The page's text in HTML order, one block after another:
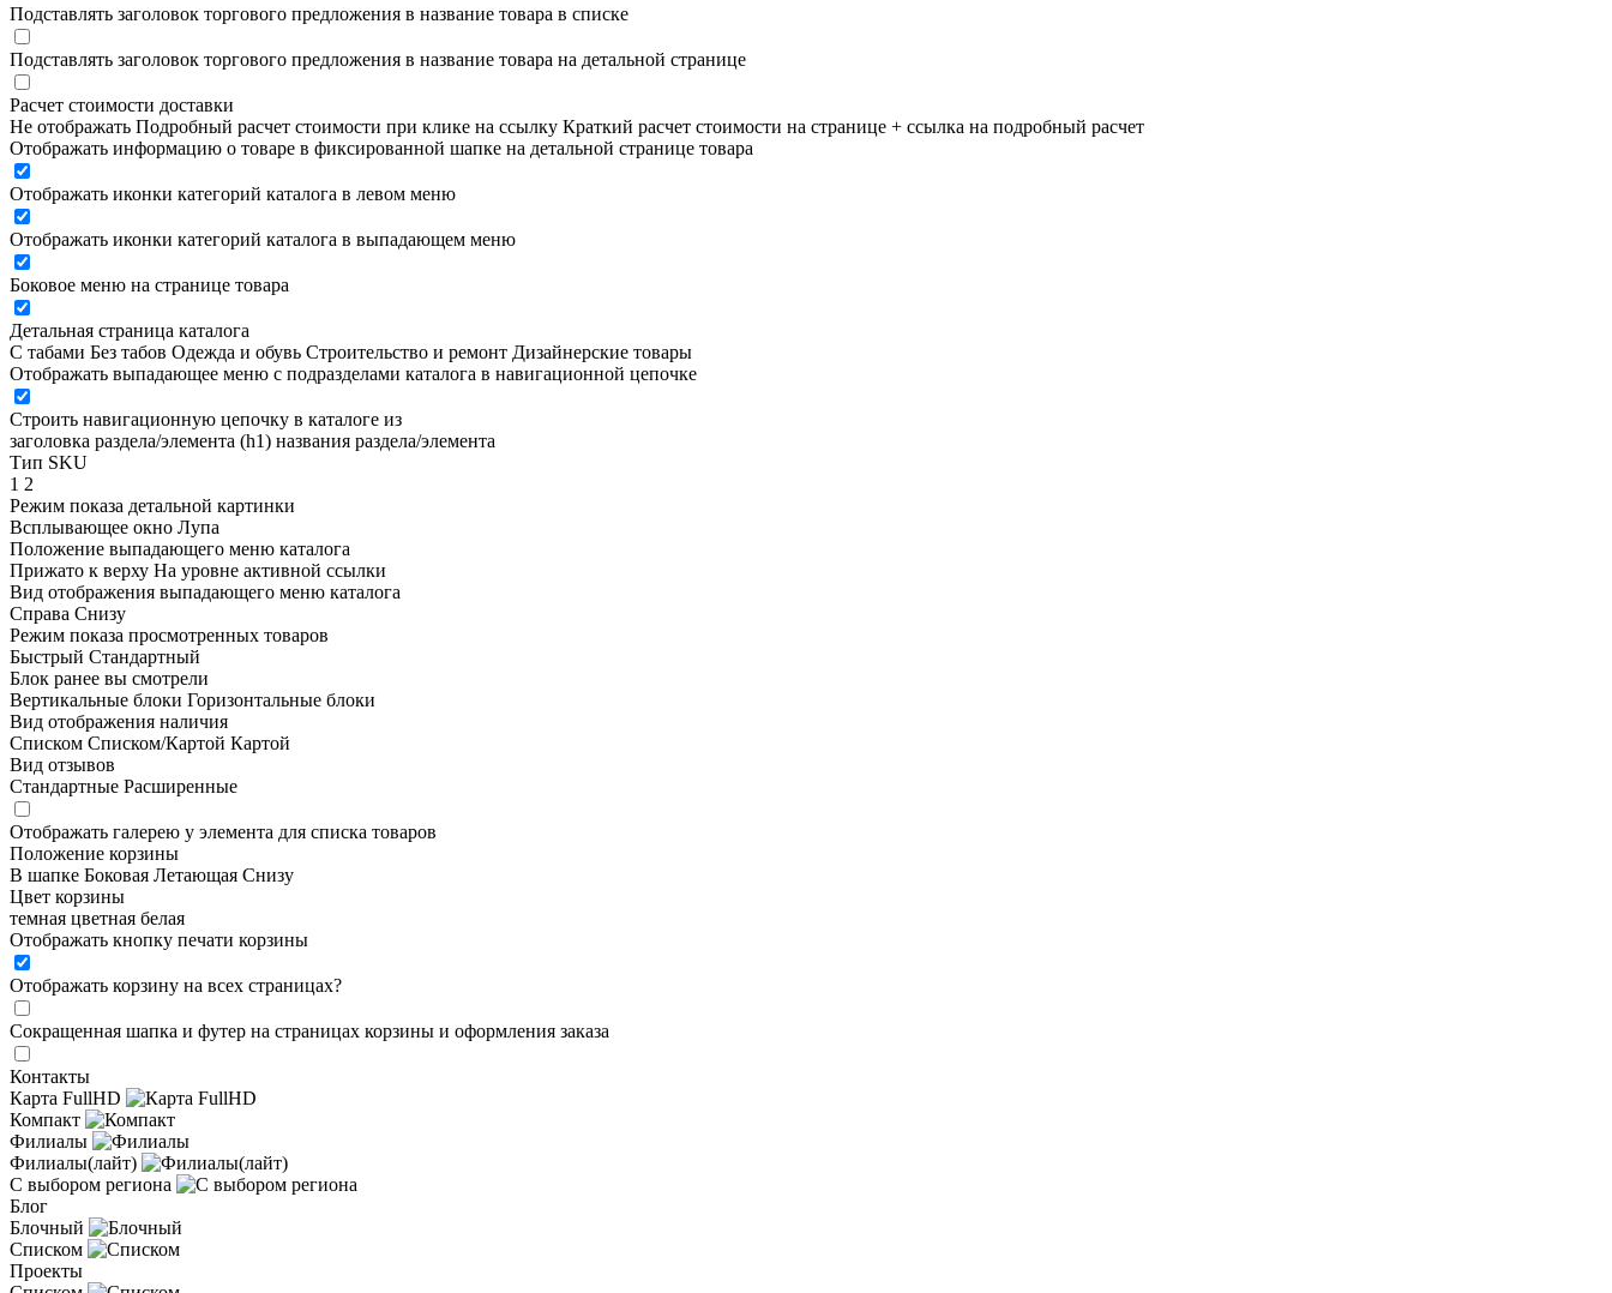
Подставлять заголовок торгового предложения в название товара в списке
Подставлять заголовок торгового предложения в название товара на детальной странице
Расчет стоимости доставки
Не отображать Подробный расчет стоимости при клике на ссылку Краткий расчет стоимости на странице + ссылка на подробный расчет
Отображать информацию о товаре в фиксированной шапке на детальной странице товара
Отображать иконки категорий каталога в левом меню
Отображать иконки категорий каталога в выпадающем меню
Боковое меню на странице товара
Детальная страница каталога
С табами Без табов Одежда и обувь Строительство и ремонт Дизайнерские товары
Отображать выпадающее меню с подразделами каталога в навигационной цепочке
Строить навигационную цепочку в каталоге из
заголовка раздела/элемента (h1) названия раздела/элемента
Тип SKU
1 2
Режим показа детальной картинки
Всплывающее окно Лупа
Положение выпадающего меню каталога
Прижато к верху На уровне активной ссылки
Вид отображения выпадающего меню каталога
Справа Снизу
Режим показа просмотренных товаров
Быстрый Стандартный
Блок ранее вы смотрели
Вертикальные блоки Горизонтальные блоки
Вид отображения наличия
Списком Списком/Картой Картой
Вид отзывов
Стандартные Расширенные
Отображать галерею у элемента для списка товаров
Положение корзины
В шапке Боковая Летающая Снизу
Цвет корзины
темная цветная белая
Отображать кнопку печати корзины
Отображать корзину на всех страницах?
Сокращенная шапка и футер на страницах корзины и оформления заказа
Контакты
Карта FullHD
Компакт
Филиалы
Филиалы(лайт)
С выбором региона
Блог
Блочный
Списком
Проекты